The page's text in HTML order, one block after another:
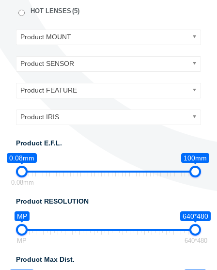
HOT LENSES (5)
Product MOUNT
Product SENSOR
Product FEATURE
Product IRIS
Product E.F.L.
0.08mm
100mm
0.08mm
Product RESOLUTION
MP
640*480
MP 640*480
Product Max Dist.